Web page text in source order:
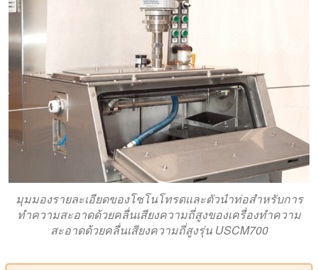
มุมมองรายละเอียดของโซโนโทรดและตัวนำท่อสำหรับการ
ทำความสะอาดด้วยคลื่นเสียงความถี่สูงของเครื่องทำความ
สะอาดด้วยคลื่นเสียงความถี่สูงรุ่น USCM700